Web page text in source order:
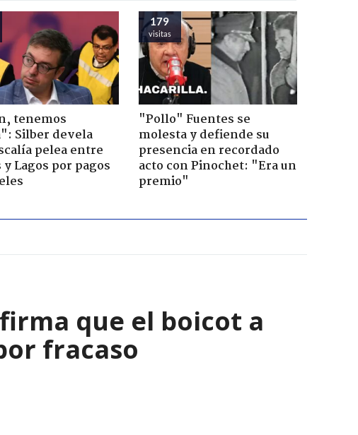
tenemos
Silber devela
pelea entre
y Lagos por pagos
179
visitas
"Pollo" Fuentes se
molesta y defiende su
presencia en recordado
acto con Pinochet: "Era un
premio"
que el boicot a
fracaso